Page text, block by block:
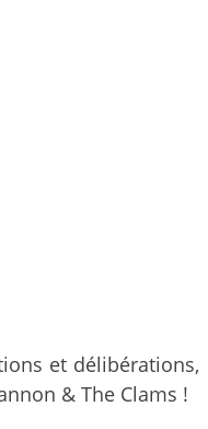
et délibérations,
& The Clams !